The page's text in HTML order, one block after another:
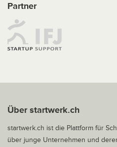
Partner
Über startwerk.ch
startwerk.ch ist die Plattform für
über junge Unternehmen und